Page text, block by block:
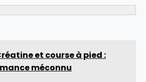
et course à pied :
méconnu